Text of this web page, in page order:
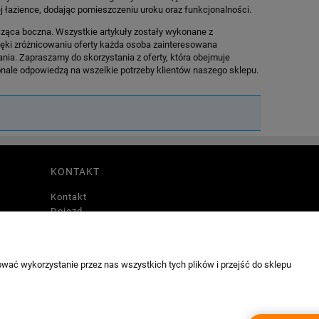
dodając pomieszczeniu uroku oraz funkcjonalności.
boczna. Wszystkie artykuły zostały wykonane z
zróżnicowaniu oferty każda osoba zainteresowana
Zapraszamy do skorzystania z oferty, która obejmuje
odpowiedzą na wszelkie potrzeby klientów naszego sklepu.
KONTAKT
Kontakt
Dojazd
wykorzystanie przez nas wszystkich tych plików i przejść do sklepu